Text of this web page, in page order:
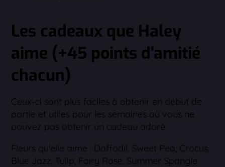
Les cadeaux que Haley
aime (+45 points d'amitié
chacun)
Ceux-ci sont plus faciles à obtenir en début de
partie et utiles pour les semaines où vous ne
pouvez pas obtenir un cadeau adoré.
Fleurs qu'elle aime : Daffodil, Sweet Pea, Crocus,
Blue Jazz, Tulip, Fairy Rose, Summer Spangle.